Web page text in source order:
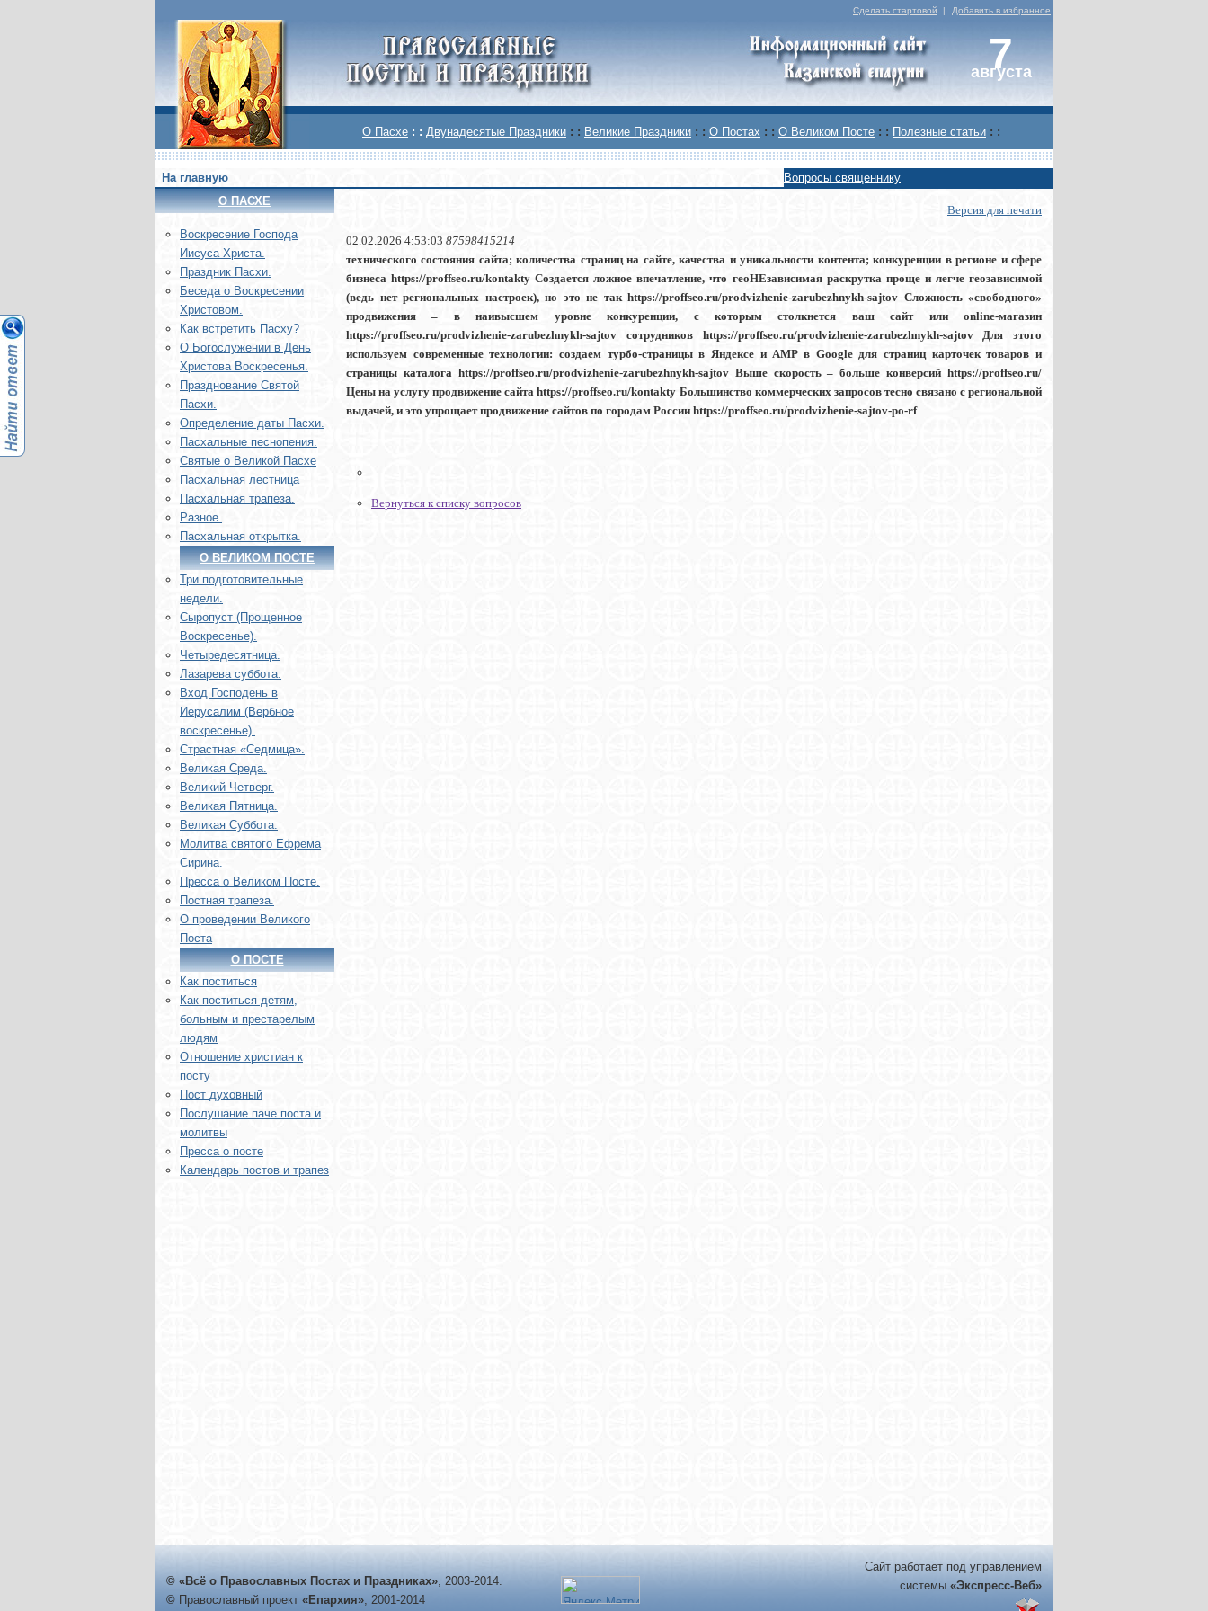
Сделать стартовой | Добавить в избранное
7
августа
О Пасхе : : Двунадесятые Праздники : : Великие Праздники : : О Постах : : О Великом Посте : : Полезные статьи : :
На главную
Вопросы священнику
О ПАСХЕ
Воскреcение Господа
Иисуса Христа.
Праздник Пасхи.
Беседа о Воскресении
Христовом.
Как встретить Пасху?
О Богослужении в День
Христова Воскресенья.
Празднование Святой
Пасхи.
Определение даты Пасхи.
Пасхальные песнопения.
Святые о Великой Пасхе
Пасхальная лестница
Пасхальная трапеза.
Разное.
Пасхальная открытка.
О ВЕЛИКОМ ПОСТЕ
Три подготовительные
недели.
Сыропуст (Прощенное
Воскресенье).
Четыредесятница.
Лазарева суббота.
Вход Господень в
Иерусалим (Вербное
воскресенье).
Страстная «Седмица».
Великая Среда.
Великий Четверг.
Великая Пятница.
Великая Суббота.
Молитва святого Ефрема
Сирина.
Пресса о Великом Посте.
Постная трапеза.
О проведении Великого
Поста
О ПОСТЕ
Как поститься
Как поститься детям,
больным и престарелым
людям
Отношение христиан к
посту
Пост духовный
Послушание паче поста и
молитвы
Пресса о посте
Календарь постов и трапез
Версия для печати
02.02.2026 4:53:03 87598415214
технического состояния сайта; количества страниц на сайте, качества и уникальности контента; конкуренции в регионе и сфере
бизнеса https://proffseo.ru/kontakty Создается ложное впечатление, что геоНЕзависимая раскрутка проще и легче геозависимой
(ведь нет региональных настроек), но это не так https://proffseo.ru/prodvizhenie-zarubezhnykh-sajtov Сложность «свободного»
продвижения – в наивысшем уровне конкуренции, с которым столкнется ваш сайт или online-магазин
https://proffseo.ru/prodvizhenie-zarubezhnykh-sajtov сотрудников https://proffseo.ru/prodvizhenie-zarubezhnykh-sajtov Для этого
используем современные технологии: создаем турбо-страницы в Яндексе и AMP в Google для страниц карточек товаров и
страницы каталога https://proffseo.ru/prodvizhenie-zarubezhnykh-sajtov Выше скорость – больше конверсий https://proffseo.ru/
Цены на услугу продвижение сайта https://proffseo.ru/kontakty Большинство коммерческих запросов тесно связано с региональной
выдачей, и это упрощает продвижение сайтов по городам России https://proffseo.ru/prodvizhenie-sajtov-po-rf
Вернуться к списку вопросов
© «Всё о Православных Постах и Праздниках», 2003-2014.
© Православный проект «Епархия», 2001-2014
Сайт работает под управлением
системы «Экспресс-Веб»